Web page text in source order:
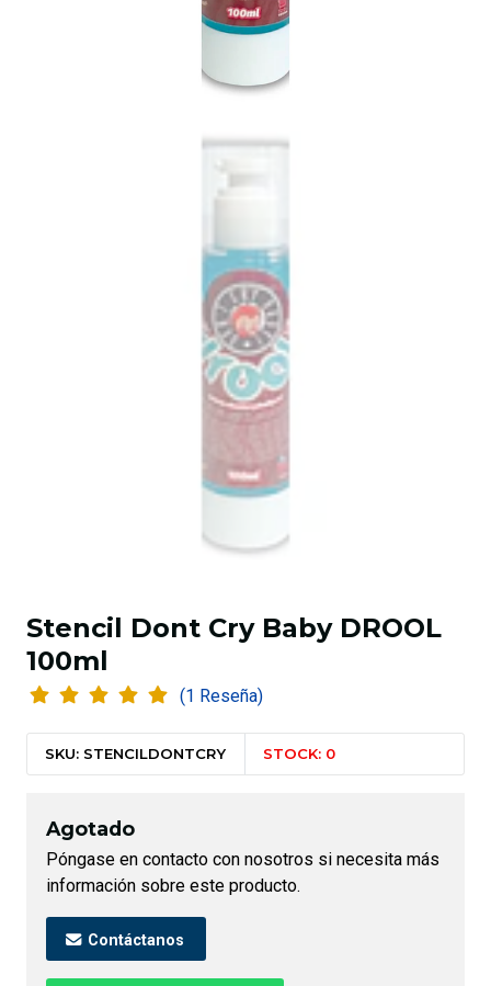
Stencil Dont Cry Baby DROOL
100ml
(1 Reseña)
SKU: STENCILDONTCRY STOCK: 0
Agotado
Póngase en contacto con nosotros si necesita más
información sobre este producto.
Contáctanos